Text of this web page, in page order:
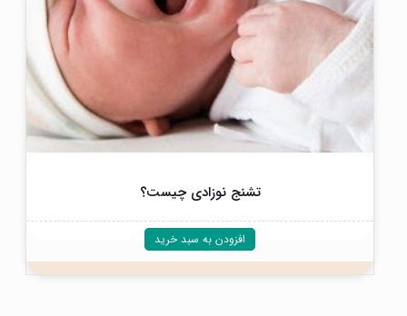
تشنج نوزادی چیست؟
افزودن به سبد خرید